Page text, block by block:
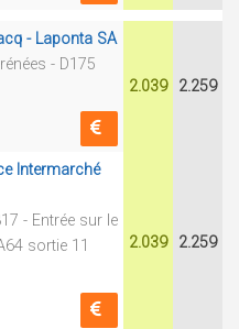
- Laponta SA
- D175
2.039 2.259
Intermarché
- Entrée sur le
sortie 11
2.039 2.259